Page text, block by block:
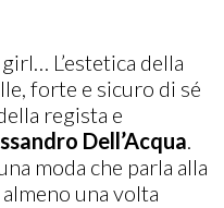
girl… L’estetica della
forte e sicuro di sé
regista e
Dell’Acqua
moda che parla alla
una volta